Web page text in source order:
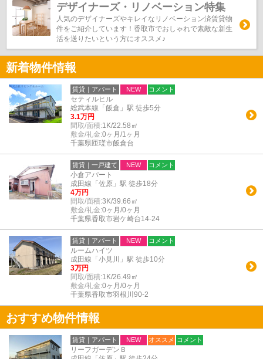
デザイナーズ・リノベーション特集
人気のデザイナーズやキレイなリノベーション済賃貸物
件をご紹介しています！香取市でおしゃれで素敵な新生
活を送りたいという方にオススメ♪
新着物件情報
賃貸｜アパート NEW コメント
セティルヒル
総武本線「飯倉」駅 徒歩5分
3.1万円
間取/面積:1K/22.58㎡
敷金/礼金:0ヶ月/1ヶ月
千葉県匝瑳市飯倉台
賃貸｜一戸建て NEW コメント
小倉アパート
成田線「佐原」駅 徒歩18分
4万円
間取/面積:3K/39.66㎡
敷金/礼金:0ヶ月/0ヶ月
千葉県香取市岩ケ崎台14-24
賃貸｜アパート NEW コメント
ルームハイツ
成田線「小見川」駅 徒歩10分
3万円
間取/面積:1K/26.49㎡
敷金/礼金:0ヶ月/0ヶ月
千葉県香取市羽根川90-2
おすすめ物件情報
賃貸｜アパート NEW オススメ コメント
リーフガーデンＢ